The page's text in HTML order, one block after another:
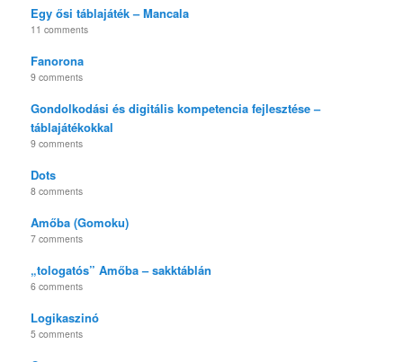
Egy ősi táblajáték – Mancala
11 comments
Fanorona
9 comments
Gondolkodási és digitális kompetencia fejlesztése –
táblajátékokkal
9 comments
Dots
8 comments
Amőba (Gomoku)
7 comments
„tologatós” Amőba – sakktáblán
6 comments
Logikaszinó
5 comments